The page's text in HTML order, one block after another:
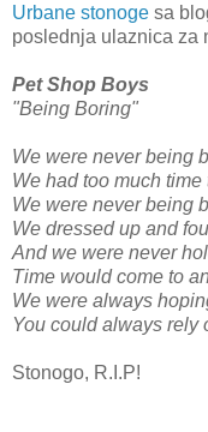
Urbane stonoge sa
poslednja ulaznica za
Pet Shop Boys
"Being Boring"
We were never being
We had too much
We were never being
We dressed up and
And we were never
Time would come to
We were always
You could always rely
Stonogo, R.I.P!